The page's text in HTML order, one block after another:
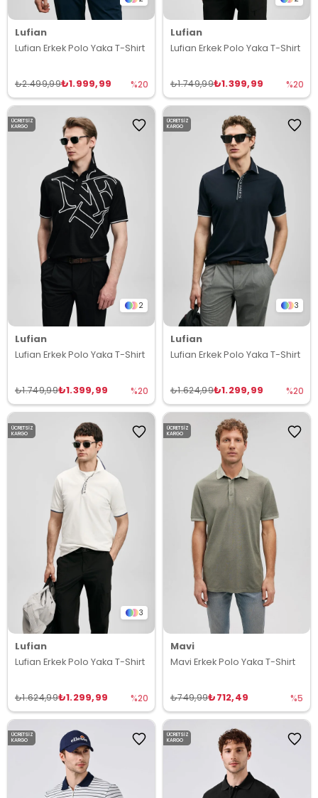
Lufian
Lufian Erkek Polo Yaka T-Shirt
₺1.999,99
₺2.499,99 %20
Lufian
Lufian Erkek Polo Yaka T-Shirt
₺1.399,99
₺1.749,99 %20
2
Lufian
Lufian Erkek Polo Yaka T-Shirt
₺1.399,99
₺1.749,99 %20
ÜCRETSIZ
KARGO
3
Lufian
Lufian Erkek Polo Yaka T-Shirt
₺1.299,99
₺1.624,99 %20
ÜCRETSIZ
KARGO
3
Lufian
Lufian Erkek Polo Yaka T-Shirt
₺1.299,99
₺1.624,99 %20
ÜCRETSIZ
KARGO
Mavi
Mavi Erkek Polo Yaka T-Shirt
₺712,49
₺749,99 %5
ÜCRETSIZ
KARGO
ÜCRETSIZ
KARGO
ÜCRETSIZ
KARGO